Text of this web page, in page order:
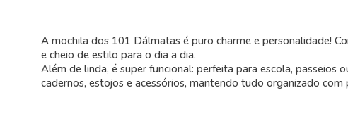
A mochila dos 101 Dálmatas é puro charme e personalidade!
e cheio de estilo para o dia a dia.
Além de linda, é super funcional: perfeita para escola, passeios
cadernos, estojos e acessórios, mantendo tudo organizado com